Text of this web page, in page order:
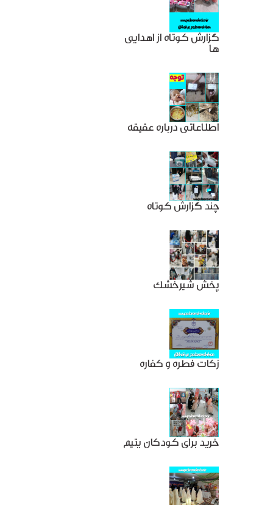
گزارش کوتاه از اهدایی
ها
اطلاعاتی درباره عقیقه
چند گزارش کوتاه
پخش شیرخشک
زکات فطره و کفاره
خرید برای کودکان یتیم